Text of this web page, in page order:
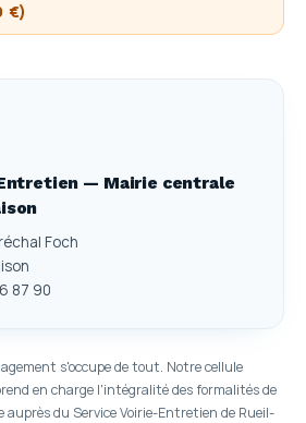
€)
— Mairie centrale
Foch
87 90
s'occupe de tout. Notre cellule
en charge l'intégralité des formalités de
auprès du Service Voirie-Entretien de Rueil-